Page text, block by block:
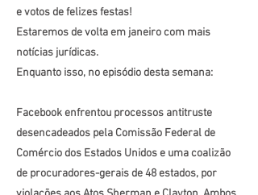
e votos de felizes festas!
Estaremos de volta em janeiro com mais
notícias jurídicas.
Enquanto isso, no episódio desta semana:
Facebook enfrentou processos antitruste
desencadeados pela Comissão Federal de
Comércio dos Estados Unidos e uma coalizão
de procuradores-gerais de 48 estados, por